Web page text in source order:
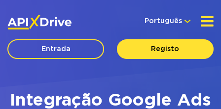
Português
Entrada Registo
Integração Google Ads